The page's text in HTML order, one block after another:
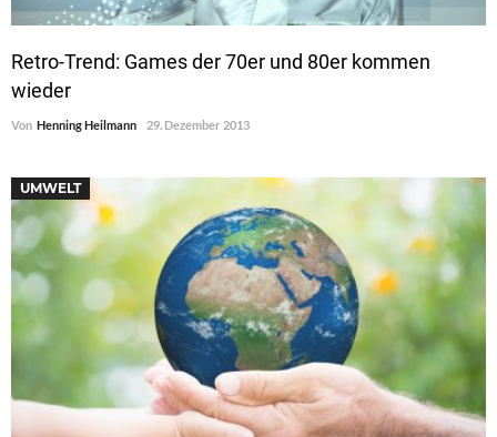
Retro-Trend: Games der 70er und 80er kommen
wieder
Von Henning Heilmann 29. Dezember 2013
UMWELT